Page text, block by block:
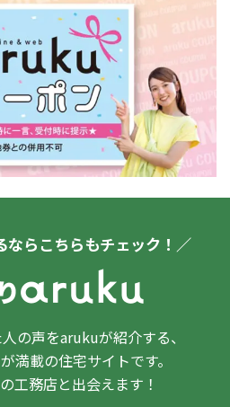
ならこちらもチェック！／
の声をarukuが紹介する、
満載の住宅サイトです。
工務店と出会えます！